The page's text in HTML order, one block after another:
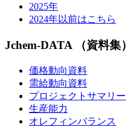
2025年
2024年以前はこちら
Jchem-DATA （資料集）
価格動向資料
需給動向資料
プロジェクトサマリー
生産能力
オレフィンバランス